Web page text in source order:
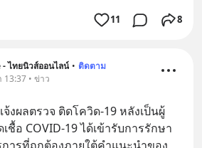
11 8
ไทยนิวส์ออนไลน์ • ติดตาม
13:37 • ข่าว
งผลตรวจ ติดโควิด-19 หลังเป็นผู้
ชื้อ COVID-19 ได้เข้ารับการรักษา
ารที่ถูกต้องภายใต้คำแนะนำของ